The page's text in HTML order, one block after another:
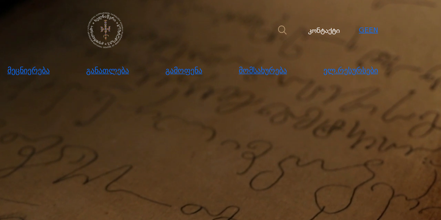
კონტაქტი GEEN
მეცნიერება განათლება გამოფენა მომსახურება ელ.რესურსები
განათლება